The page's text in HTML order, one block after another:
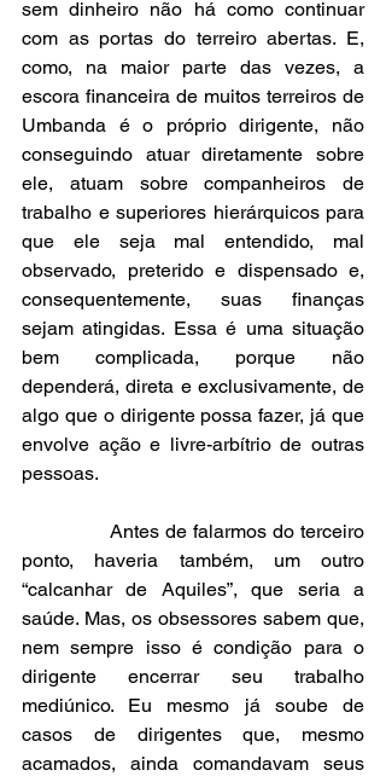
sem dinheiro não há como continuar
com as portas do terreiro abertas. E,
como, na maior parte das vezes, a
escora financeira de muitos terreiros de
Umbanda é o próprio dirigente, não
conseguindo atuar diretamente sobre
ele, atuam sobre companheiros de
trabalho e superiores hierárquicos para
que ele seja mal entendido, mal
observado, preterido e dispensado e,
consequentemente, suas finanças
sejam atingidas. Essa é uma situação
bem complicada, porque não
dependerá, direta e exclusivamente, de
algo que o dirigente possa fazer, já que
envolve ação e livre-arbítrio de outras
pessoas.
               Antes de falarmos do terceiro
ponto, haveria também, um outro
“calcanhar de Aquiles”, que seria a
saúde. Mas, os obsessores sabem que,
nem sempre isso é condição para o
dirigente encerrar seu trabalho
mediúnico. Eu mesmo já soube de
casos de dirigentes que, mesmo
acamados, ainda comandavam seus